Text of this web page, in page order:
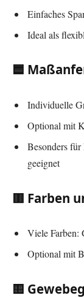
Einfaches
Ideal als
🟦
Individuelle
Optional mit
Besonders für
geeignet
🟥 Farben
Viele Farben:
Optional mit
🟨